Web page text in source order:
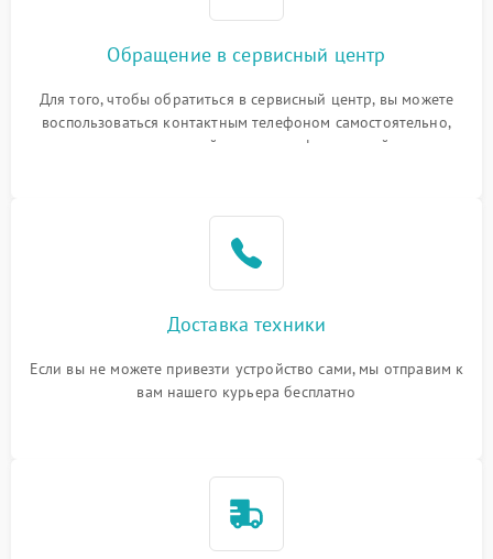
Обращение в сервисный центр
Для того, чтобы обратиться в сервисный центр, вы можете
воспользоваться контактным телефоном самостоятельно,
или оставить свой номер телефона на сайте
Доставка техники
Если вы не можете привезти устройство сами, мы отправим к
вам нашего курьера бесплатно